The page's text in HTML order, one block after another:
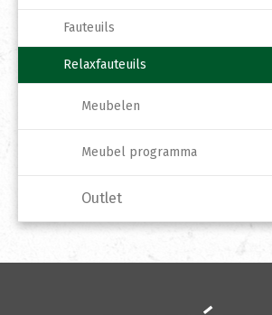
Fauteuils
Relaxfauteuils
Meubelen
Meubel programma
Outlet